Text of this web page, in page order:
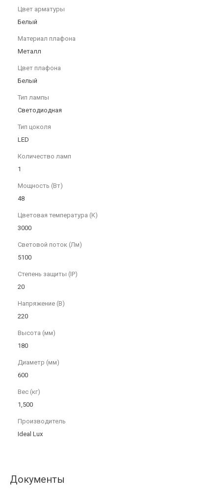
Цвет арматуры
Белый
Материал плафона
Металл
Цвет плафона
Белый
Тип лампы
Светодиодная
Тип цоколя
LED
Количество ламп
1
Мощность (Вт)
48
Цветовая температура (К)
3000
Световой поток (Лм)
5100
Степень защиты (IP)
20
Напряжение (В)
220
Высота (мм)
180
Диаметр (мм)
600
Вес (кг)
1,500
Производитель
Ideal Lux
Документы